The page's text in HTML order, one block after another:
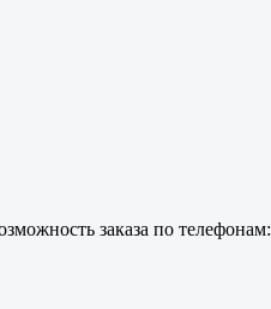
заказа по телефонам: